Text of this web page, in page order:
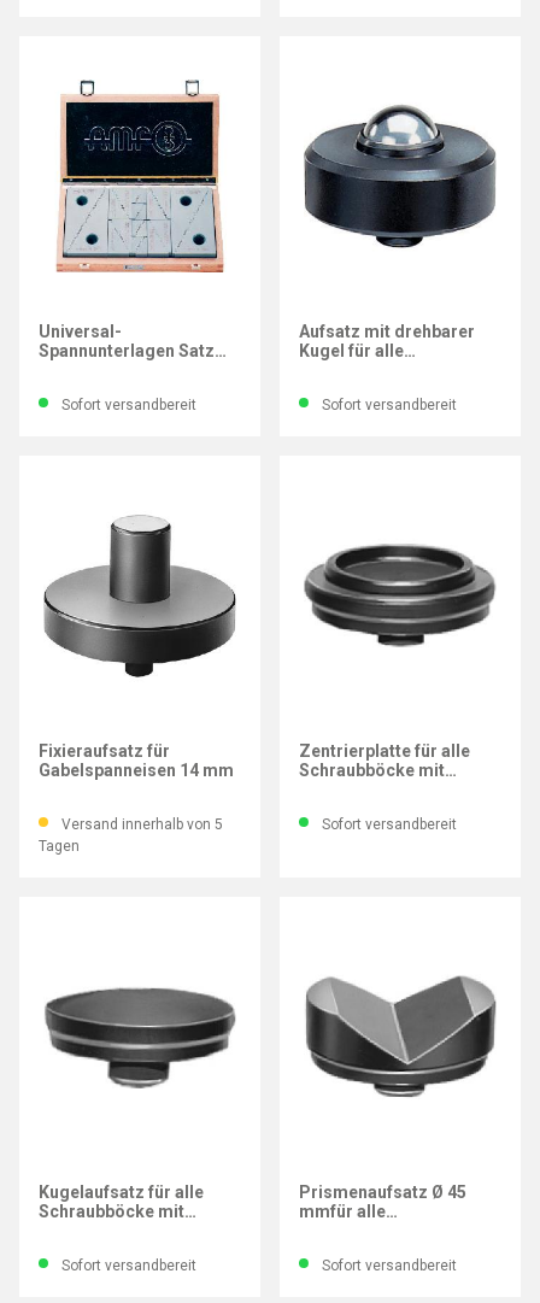
Universal-
Spannunterlagen Satz
Sofort versandbereit
Aufsatz mit drehbarer
Kugel für alle
Sofort versandbereit
Fixieraufsatz für
Gabelspanneisen 14 mm
Versand innerhalb von 5
Tagen
Zentrierplatte für alle
Schraubböcke mit
Sofort versandbereit
Kugelaufsatz für alle
Schraubböcke mit
Sofort versandbereit
Prismenaufsatz Ø 45
mmfür alle
Sofort versandbereit